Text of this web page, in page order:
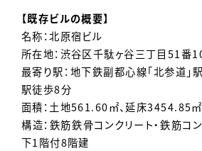
【既存ビルの概要】
名称：北原宿ビル
所在地：渋谷区千駄ヶ谷三丁目51番10
最寄り駅：地下鉄副都心線「北参道」
駅徒歩8分
面積：土地561.60㎡、延床3454.85㎡
構造：鉄筋鉄骨コンクリート・鉄筋コ
下1階付8階建